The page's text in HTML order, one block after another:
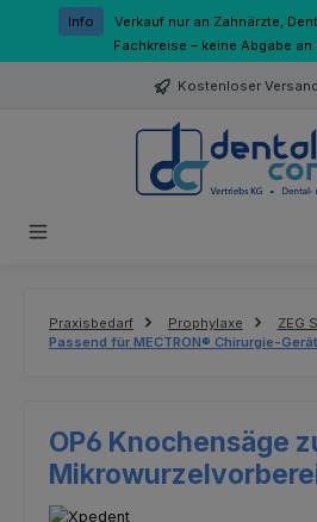
Zum Hauptinhalt springen
Info
Verkauf nur an Zahnärzte,
Fachkreise – keine Abgabe
Kostenloser
Praxisbedarf Prophylaxe
ZEG
Passend für MECTRON® Chirurgie-
OP6 Knochensäge